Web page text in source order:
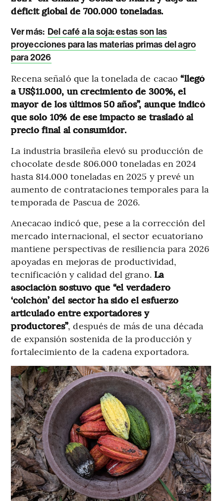
déficit global de 700.000 toneladas.
Ver más: Del café a la soja: estas son las
proyecciones para las materias primas del agro
para 2026
Recena señaló que la tonelada de cacao“llegó
a US$11.000, un crecimiento de 300%, el
mayor de los últimos 50 años”, aunque indicó
que solo 10% de ese impacto se trasladó al
precio final al consumidor.
La industria brasileña elevó su producción de
chocolate desde 806.000 toneladas en 2024
hasta 814.000 toneladas en 2025 y prevé un
aumento de contrataciones temporales para la
temporada de Pascua de 2026.
Anecacao indicó que, pese a la corrección del
mercado internacional, el sector ecuatoriano
mantiene perspectivas de resiliencia para 2026
apoyadas en mejoras de productividad,
tecnificación y calidad del grano.La
asociación sostuvo que “el verdadero
‘colchón’ del sector ha sido el esfuerzo
articulado entre exportadores y
productores”, después de más de una década
de expansión sostenida de la producción y
fortalecimiento de la cadena exportadora.